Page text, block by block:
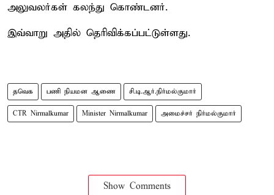
அலுவலர்கள் கலந்து கொண்டனர்.
இவ்வாறு அதில் தெரிவிக்கப்பட்டுள்ளது.
தவெக பணி நியமன ஆணை சி.டி.ஆர்.நிர்மல்குமார்
CTR Nirmalkumar Minister Nirmalkumar அமைச்சர் நிர்மல்குமார்
Show Comments